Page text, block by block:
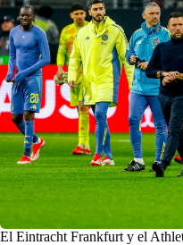
El Eintracht Frankfurt y el